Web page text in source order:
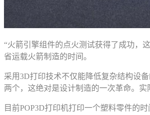
“火箭引擎组件的点火测试获得了成功，
省运载火箭制造的时间。
采用3D打印技术不仅能降低复杂结构设
两个，这绝对是设计制造的一次革命。
目前POP3D打印机打印一个塑料零件的